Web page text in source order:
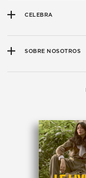
CELEBRA
SOBRE NOSOTROS